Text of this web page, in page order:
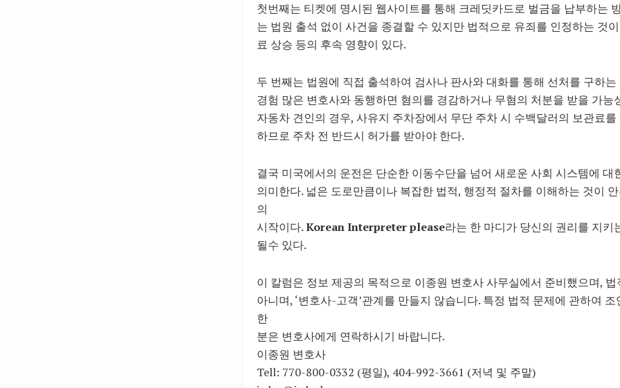
첫번째는 티켓에 명시된 웹사이트를 통해 크레딧카드로 벌금을 납부하는
는 법원 출석 없이 사건을 종결할 수 있지만 법적으로 유죄를 인정하는 것
료 상승 등의 후속 영향이 있다.
두 번째는 법원에 직접 출석하여 검사나 판사와 대화를 통해 선처를 구하는
경험 많은 변호사와 동행하면 혐의를 경감하거나 무혐의 처분을 받을 가능
자동차 견인의 경우, 사유지 주차장에서 무단 주차 시 수백달러의 보관료
하므로 주차 전 반드시 허가를 받아야 한다.
결국 미국에서의 운전은 단순한 이동수단을 넘어 새로운 사회 시스템에 대
의미한다. 넓은 도로만큼이나 복잡한 법적, 행정적 절차를 이해하는 것이
의
시작이다.Korean Interpreter please라는 한 마디가 당신의 권리를 지키
될수 있다.
이 칼럼은 정보 제공의 목적으로 이종원 변호사 사무실에서 준비했으며, 법
아니며, ‘변호사-고객’관계를 만들지 않습니다. 특정 법적 문제에 관하여 조
한
분은 변호사에게 연락하시기 바랍니다.
이종원 변호사
Tell: 770-800-0332 (평일), 404-992-3661 (저녁 및 주말)